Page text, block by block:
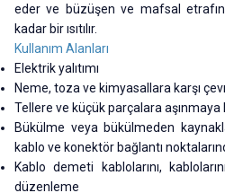
eder ve büzüşen ve mafsal
kadar bir ısıtılır.
Kullanım Alanları
Elektrik yalıtımı
Neme, toza ve kimyasallara karşı
Tellere ve küçük parçalara aşınmaya
Bükülme veya bükülmeden
kablo ve konektör bağlantı
Kablo demeti kablolarını,
düzenleme